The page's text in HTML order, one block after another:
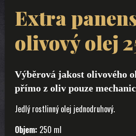
Extra
olivový olej
Výběrová jakost olivového
přímo z oliv pouze
Jedlý rostlinný olej jednodruhový.
Objem: 250 ml